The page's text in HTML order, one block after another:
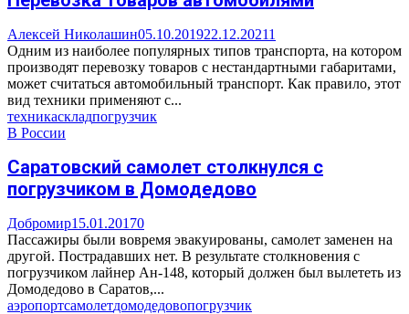
Алексей Николашин05.10.201922.12.20211
Одним из наиболее популярных типов транспорта, на котором
производят перевозку товаров с нестандартными габаритами,
может считаться автомобильный транспорт. Как правило, этот
вид техники применяют с...
техникаскладпогрузчик
В России
Саратовский самолет столкнулся с
погрузчиком в Домодедово
Добромир15.01.20170
Пассажиры были вовремя эвакуированы, самолет заменен на
другой. Пострадавших нет. В результате столкновения с
погрузчиком лайнер Ан-148, который должен был вылететь из
Домодедово в Саратов,...
аэропортсамолетдомодедовопогрузчик